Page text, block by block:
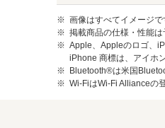
画像はすべてイメージ
掲載商品の仕様・性能
Apple、Appleのロゴ、
iPhone 商標は、アイホ
Bluetooth®は米国
Wi-FiはWi-Fi Allianceの